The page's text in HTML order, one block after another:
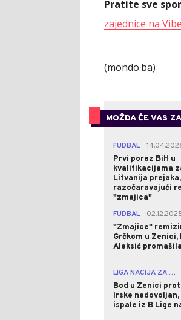
Pratite sve
zajednice na
(mondo.ba)
MOŽDA ĆE VAS
FUDBAL
Prvi poraz BiH u
kvalifikacijama
Litvanija prejaka,
razočaravajući
"zmajica"
FUDBAL
"Zmajice"
Grčkom u Zenici,
Aleksić
LIGA NACIJA ZA ŽENE
Bod u Zenici
Irske
ispale iz B Lige